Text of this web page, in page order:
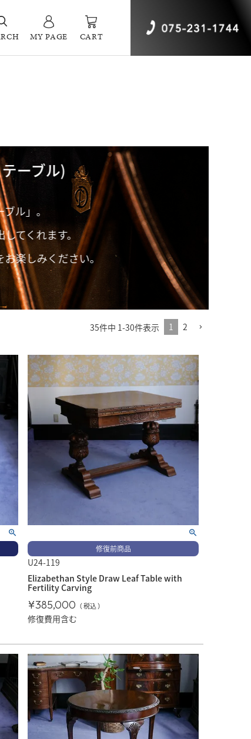
MY PAGE CART
。
その広い天板に、虎
35件中 1-30件表示 1 2
修復前商品
U24-119
Elizabethan Style Draw Leaf Table with
Fertility Carving
¥385,000 税込
修復費用含む